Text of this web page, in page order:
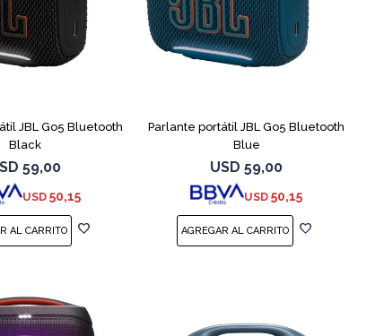
JBL Go5 Bluetooth
Black
59,00
USD 50,15
Parlante portátil JBL Go5 Bluetooth
Blue
USD 59,00
USD 50,15